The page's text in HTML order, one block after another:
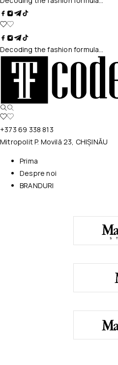
Decoding the fashion formula…
+373 69 338 813
Mitropolit P. Movilă 23, CHIȘINĂU
Prima
Despre noi
BRANDURI